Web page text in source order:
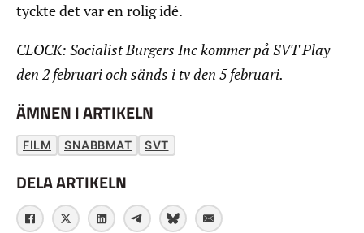
tyckte det var en rolig idé.
CLOCK: Socialist Burgers Inc kommer på SVT Play
den 2 februari och sänds i tv den 5 februari.
ÄMNEN I ARTIKELN
FILM SNABBMAT SVT
DELA ARTIKELN